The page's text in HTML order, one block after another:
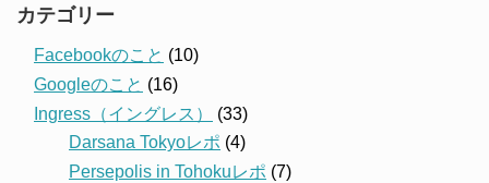
カテゴリー
Facebookのこと (10)
Googleのこと (16)
Ingress（イングレス）
(33)
Darsana Tokyoレポ (4)
Persepolis in Tohokuレポ (7)